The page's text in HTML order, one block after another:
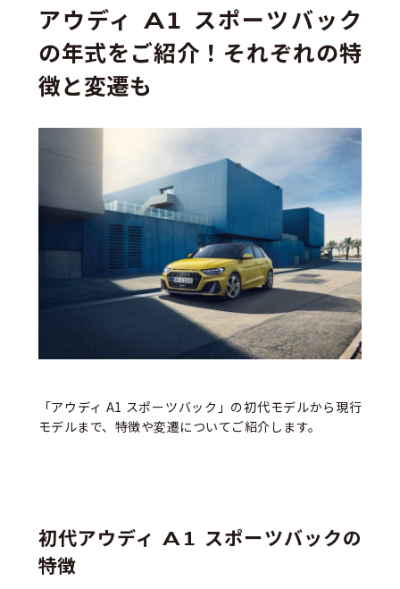
アウディ A1 スポーツバック
の年式をご紹介！それぞれの特
徴と変遷も
「アウディ A1 スポーツバック」の初代モデルから現行
モデルまで、特徴や変遷についてご紹介します。
初代アウディ A1 スポーツバックの
特徴